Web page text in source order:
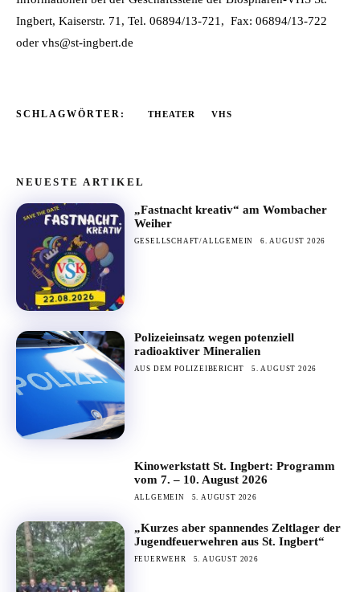
Ingbert, Kaiserstr. 71, Tel. 06894/13-721, Fax: 06894/13-722
oder vhs@st-ingbert.de
SCHLAGWÖRTER: THEATER VHS
NEUESTE ARTIKEL
„Fastnacht kreativ“ am Wombacher
Weiher
GESELLSCHAFT/ALLGEMEIN 6. AUGUST 2026
Polizeieinsatz wegen potenziell
radioaktiver Mineralien
AUS DEM POLIZEIBERICHT 5. AUGUST 2026
Kinowerkstatt St. Ingbert: Programm
vom 7. – 10. August 2026
ALLGEMEIN 5. AUGUST 2026
„Kurzes aber spannendes Zeltlager der
Jugendfeuerwehren aus St. Ingbert“
FEUERWEHR 5. AUGUST 2026